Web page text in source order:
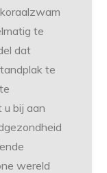
te
dat
te
u bij aan
wereld